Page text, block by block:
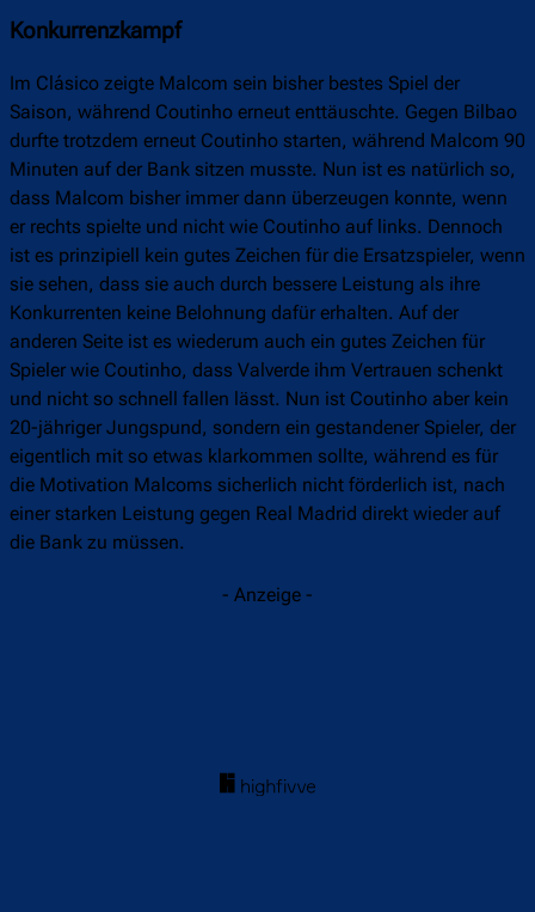
Konkurrenzkampf
Im Clásico zeigte Malcom sein bisher bestes Spiel der
Saison, während Coutinho erneut enttäuschte. Gegen Bilbao
durfte trotzdem erneut Coutinho starten, während Malcom 90
Minuten auf der Bank sitzen musste. Nun ist es natürlich so,
dass Malcom bisher immer dann überzeugen konnte, wenn
er rechts spielte und nicht wie Coutinho auf links. Dennoch
ist es prinzipiell kein gutes Zeichen für die Ersatzspieler, wenn
sie sehen, dass sie auch durch bessere Leistung als ihre
Konkurrenten keine Belohnung dafür erhalten. Auf der
anderen Seite ist es wiederum auch ein gutes Zeichen für
Spieler wie Coutinho, dass Valverde ihm Vertrauen schenkt
und nicht so schnell fallen lässt. Nun ist Coutinho aber kein
20-jähriger Jungspund, sondern ein gestandener Spieler, der
eigentlich mit so etwas klarkommen sollte, während es für
die Motivation Malcoms sicherlich nicht förderlich ist, nach
einer starken Leistung gegen Real Madrid direkt wieder auf
die Bank zu müssen.
- Anzeige -